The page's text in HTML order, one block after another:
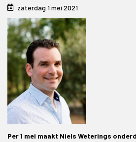
zaterdag 1 mei 2021
Per 1 mei maakt Niels Weterings